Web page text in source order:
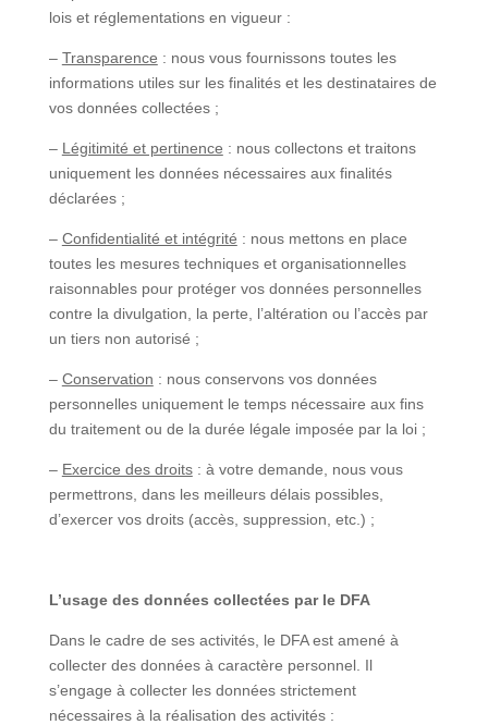
lois et réglementations en vigueur :
– Transparence : nous vous fournissons toutes les
informations utiles sur les finalités et les destinataires de
vos données collectées ;
– Légitimité et pertinence : nous collectons et traitons
uniquement les données nécessaires aux finalités
déclarées ;
– Confidentialité et intégrité : nous mettons en place
toutes les mesures techniques et organisationnelles
raisonnables pour protéger vos données personnelles
contre la divulgation, la perte, l’altération ou l’accès par
un tiers non autorisé ;
– Conservation : nous conservons vos données
personnelles uniquement le temps nécessaire aux fins
du traitement ou de la durée légale imposée par la loi ;
– Exercice des droits : à votre demande, nous vous
permettrons, dans les meilleurs délais possibles,
d’exercer vos droits (accès, suppression, etc.) ;
L’usage des données collectées par le DFA
Dans le cadre de ses activités, le DFA est amené à
collecter des données à caractère personnel. Il
s’engage à collecter les données strictement
nécessaires à la réalisation des activités :